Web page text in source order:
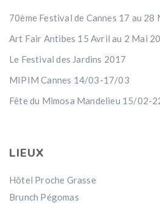
70ème Festival de Cannes 17 au 28
Art Fair Antibes 15 Avril au 2 Mai
Le Festival des Jardins 2017
MIPIM Cannes 14/03-17/03
Fête du Mimosa Mandelieu 15/02-
LIEUX
Hôtel Proche Grasse
Brunch Pégomas